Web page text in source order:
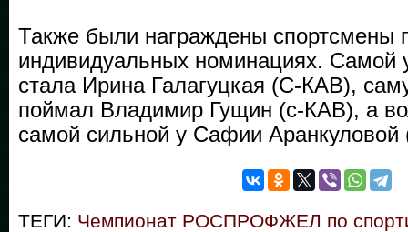
Также были награждены спортсмены
индивидуальных номинациях. Самой
стала Ирина Галагуцкая (С-КАВ),
поймал Владимир Гущин (с-КАВ), а
самой сильной у Сафии
ТЕГИ: Чемпионат РОСПРОФЖЕЛ по